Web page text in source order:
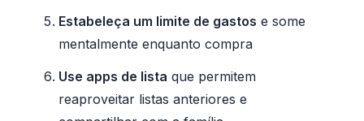
Estabeleça um limite de gastos e some
mentalmente enquanto compra
Use apps de lista que permitem
reaproveitar listas anteriores e